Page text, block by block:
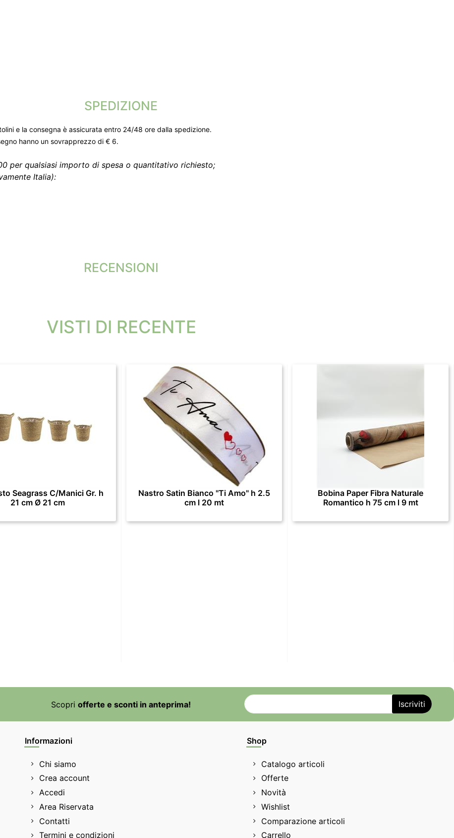
SPEDIZIONE
e la consegna è assicurata entro 24/48 ore dalla spedizione.
hanno un sovrapprezzo di € 6.
per qualsiasi importo di spesa o quantitativo richiesto;
Italia):
RECENSIONI
VISTI DI RECENTE
Seagrass C/Manici Gr. h
21 cm Ø 21 cm
Nastro Satin Bianco "Ti Amo" h 2.5
cm l 20 mt
Bobina Paper Fibra Naturale
Romantico h 75 cm l 9 mt
Scopri offerte e sconti in anteprima!
Informazioni
Chi siamo
Crea account
Accedi
Area Riservata
Contatti
Termini e condizioni
Shop
Catalogo articoli
Offerte
Novità
Wishlist
Comparazione articoli
Carrello